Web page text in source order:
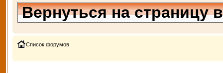
Вернуться на страницу
Список форумов